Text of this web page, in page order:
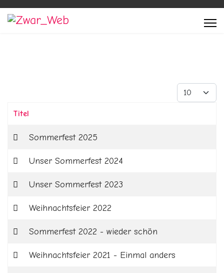
Anzeige #
Titel
Sommerfest 2025
Unser Sommerfest 2024
Unser Sommerfest 2023
Weihnachtsfeier 2022
Sommerfest 2022 - wieder schön
Weihnachtsfeier 2021 - Einmal anders